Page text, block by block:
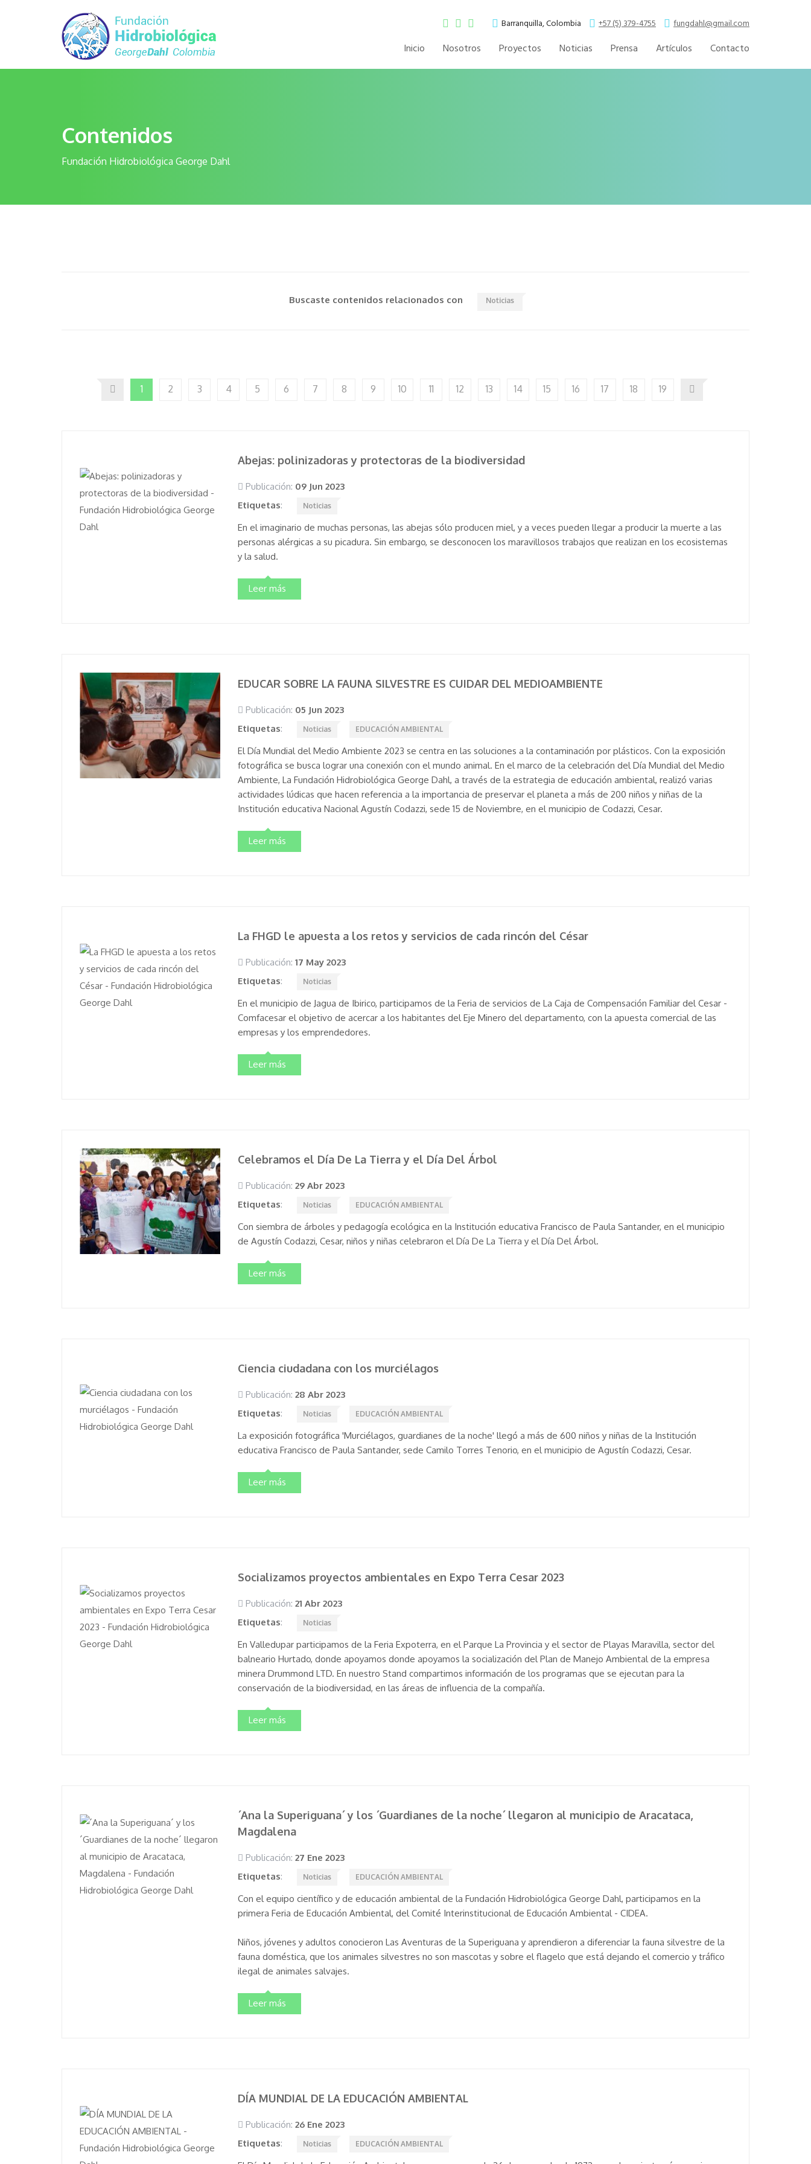
Barranquilla, Colombia +57 (5) 379-4755 fungdahl@gmail.com
Inicio Nosotros Proyectos Noticias Prensa Artículos Contacto
Contenidos
Fundación Hidrobiológica George Dahl
Buscaste contenidos relacionados con Noticias
1 2 3 4 5 6 7 8 9 10 11 12 13 14 15 16 17 18 19
Abejas: polinizadoras y protectoras de la biodiversidad
Publicación: 09 Jun 2023
Etiquetas: Noticias
En el imaginario de muchas personas, las abejas sólo producen miel, y a veces pueden llegar a producir la muerte a las
personas alérgicas a su picadura. Sin embargo, se desconocen los maravillosos trabajos que realizan en los ecosistemas
y la salud.
Leer más
EDUCAR SOBRE LA FAUNA SILVESTRE ES CUIDAR DEL MEDIOAMBIENTE
Publicación: 05 Jun 2023
Etiquetas: Noticias EDUCACIÓN AMBIENTAL
El Día Mundial del Medio Ambiente 2023 se centra en las soluciones a la contaminación por plásticos. Con la exposición
fotográfica se busca lograr una conexión con el mundo animal. En el marco de la celebración del Día Mundial del Medio
Ambiente, La Fundación Hidrobiológica George Dahl, a través de la estrategia de educación ambiental, realizó varias
actividades lúdicas que hacen referencia a la importancia de preservar el planeta a más de 200 niños y niñas de la
Institución educativa Nacional Agustín Codazzi, sede 15 de Noviembre, en el municipio de Codazzi, Cesar.
Leer más
La FHGD le apuesta a los retos y servicios de cada rincón del César
Publicación: 17 May 2023
Etiquetas: Noticias
En el municipio de Jagua de Ibirico, participamos de la Feria de servicios de La Caja de Compensación Familiar del Cesar -
Comfacesar el objetivo de acercar a los habitantes del Eje Minero del departamento, con la apuesta comercial de las
empresas y los emprendedores.
Leer más
Celebramos el Día De La Tierra y el Día Del Árbol
Publicación: 29 Abr 2023
Etiquetas: Noticias EDUCACIÓN AMBIENTAL
Con siembra de árboles y pedagogía ecológica en la Institución educativa Francisco de Paula Santander, en el municipio
de Agustín Codazzi, Cesar, niños y niñas celebraron el Día De La Tierra y el Día Del Árbol.
Leer más
Ciencia ciudadana con los murciélagos
Publicación: 28 Abr 2023
Etiquetas: Noticias EDUCACIÓN AMBIENTAL
La exposición fotográfica 'Murciélagos, guardianes de la noche' llegó a más de 600 niños y niñas de la Institución
educativa Francisco de Paula Santander, sede Camilo Torres Tenorio, en el municipio de Agustín Codazzi, Cesar.
Leer más
Socializamos proyectos ambientales en Expo Terra Cesar 2023
Publicación: 21 Abr 2023
Etiquetas: Noticias
En Valledupar participamos de la Feria Expoterra, en el Parque La Provincia y el sector de Playas Maravilla, sector del
balneario Hurtado, donde apoyamos donde apoyamos la socialización del Plan de Manejo Ambiental de la empresa
minera Drummond LTD. En nuestro Stand compartimos información de los programas que se ejecutan para la
conservación de la biodiversidad, en las áreas de influencia de la compañía.
Leer más
´Ana la Superiguana´ y los ´Guardianes de la noche´ llegaron al municipio de Aracataca,
Magdalena
Publicación: 27 Ene 2023
Etiquetas: Noticias EDUCACIÓN AMBIENTAL
Con el equipo científico y de educación ambiental de la Fundación Hidrobiológica George Dahl, participamos en la
primera Feria de Educación Ambiental, del Comité Interinstitucional de Educación Ambiental - CIDEA.
Niños, jóvenes y adultos conocieron Las Aventuras de la Superiguana y aprendieron a diferenciar la fauna silvestre de la
fauna doméstica, que los animales silvestres no son mascotas y sobre el flagelo que está dejando el comercio y tráfico
ilegal de animales salvajes.
Leer más
DÍA MUNDIAL DE LA EDUCACIÓN AMBIENTAL
Publicación: 26 Ene 2023
Etiquetas: Noticias EDUCACIÓN AMBIENTAL